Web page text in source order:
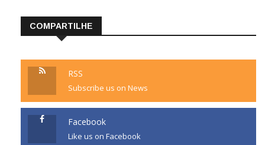
COMPARTILHE
RSS
Subscribe us on News
Facebook
Like us on Facebook